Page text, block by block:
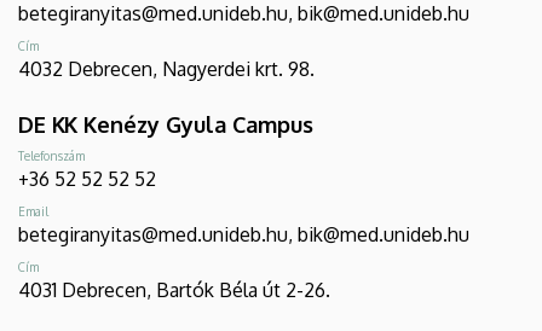
betegiranyitas@med.unideb.hu, bik@med.unideb.hu
Cím
4032 Debrecen, Nagyerdei krt. 98.
DE KK Kenézy Gyula Campus
Telefonszám
+36 52 52 52 52
Email
betegiranyitas@med.unideb.hu, bik@med.unideb.hu
Cím
4031 Debrecen, Bartók Béla út 2-26.